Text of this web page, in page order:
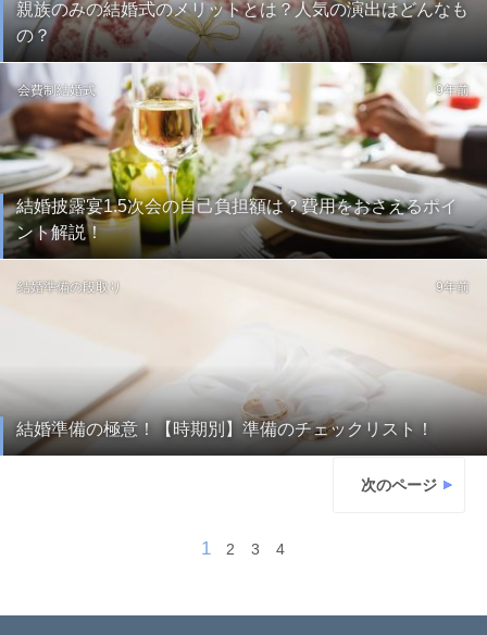
親族のみの結婚式のメリットとは？人気の演出はどんなも
の？
結婚披露宴1.5次会の自己負担額は？費用をおさえるポイ
ント解説！
会費制結婚式 9年前
結婚準備の極意！【時期別】準備のチェックリスト！
結婚準備の段取り 9年前
1 2 3 4
次のページ